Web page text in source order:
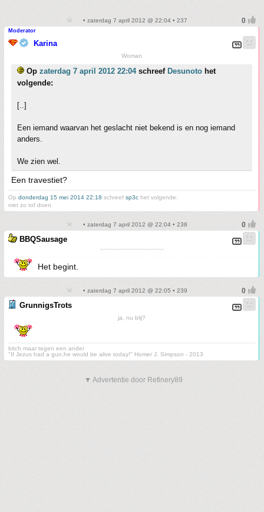
• zaterdag 7 april 2012 @ 22:04 • 237
Moderator
Karina
Woman
Op zaterdag 7 april 2012 22:04schreef Desunoto het
volgende:
[..]
Een iemand waarvan het geslacht niet bekend is en nog iemand
anders.
We zien wel.
Een travestiet?
Op donderdag 15 mei 2014 22:18 schreef sp3c het volgende:
niet zo tof doen
• zaterdag 7 april 2012 @ 22:04 • 238
BBQSausage
¯¯¯¯¯¯¯¯¯¯¯¯¯¯¯¯¯¯
Het begint.
• zaterdag 7 april 2012 @ 22:05 • 239
GrunnigsTrots
ja, nu blij?
bitch maar tegen een ander
"If Jezus had a gun,he would be alive today!" Homer J. Simpson - 2013
▼ Advertentie door Refinery89